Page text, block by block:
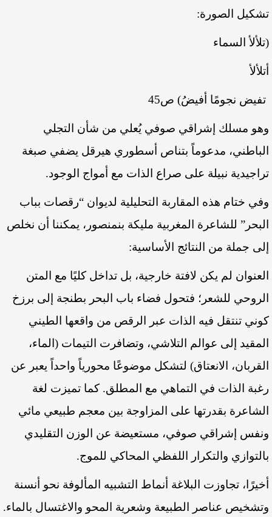
تشكيل الصورة:
(تلألأ السماء
أتلألأ
تفيض نجومًا أفيضُ) ص45
وهو مسلك إشراقي صوفي يُعلي من شأن التجلي
الباطني، مدعوماً بتناص أسطوري هيرقل يضفي صبغة
تراجيدية نبيلة على صراع الذات مع أمواج الوجود.
وفي ختام هذه المقاربة التحليلية لديوان “رقصات بباب
البحر” للشاعرة المغربية مليكة بنمنصور، يمكننا أن نخلص
إلى جملة من النتائج الأساسية:
العنوان لم يكن لافتة خارجية، بل تداخل كليًا مع المتن
الروحي للشعر؛ فتحول فضاء باب البحر بطنجة إلى برزخ
كوني تنتقل فيه الذات عبر الرقص من واقعها الطيني
المقيد إلى عوالم التلاشي، وتضافرت التيمات (الماء،
القربان، الانعتاق) لتشكل موضوعًا محورياً واحداً يعبر عن
رغبة الذات في التماهي مع المطلق. كما تميزت لغة
الشاعرة بقدرتها على المزاوجة بين معجم طبيعي مائي
ونفس إشراقي صوفي، مستعيضة عن الوزن التقليدي
بالتوازي والتكرار اللفظي المحاكي للموج.
أخيرًا، تجاوزت البلاغة أنماط التشبيه المألوفة نحو أنسنة
وتشخيص عناصر الطبيعة وشعرية المحو والاغتسال بالماء.